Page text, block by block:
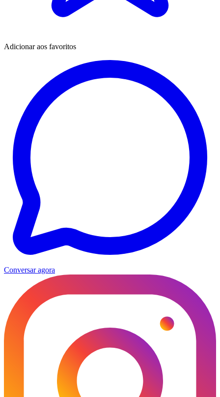
Adicionar aos favoritos
Conversar agora